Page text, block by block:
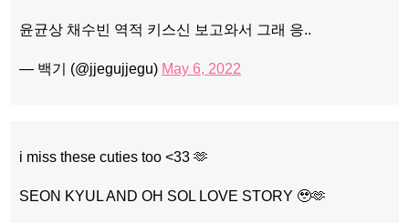
윤균상 채수빈 역적 키스신 보고와서 그래 응..
— 백기 (@jjegujjegu) May 6, 2022
i miss these cuties too <33 🫶
SEON KYUL AND OH SOL LOVE STORY 🥹🫶